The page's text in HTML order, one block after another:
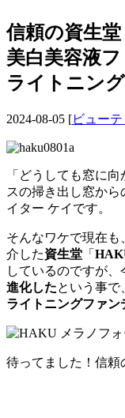
信頼の資生
美白美容液
ライトニン
2024-08-05 [ビュー
「どうしても窓に
スの掃き出し窓か
イター ケイです。
そんなワケで現在
介した資生堂 「
しているのですが、
進化したという事で
ライトニングファン
待ってました！信頼